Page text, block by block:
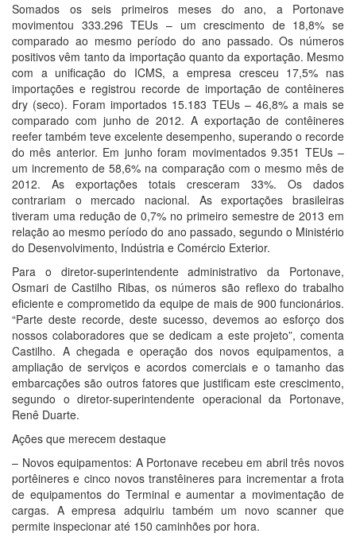
Somados os seis primeiros meses do ano, a Portonave
movimentou 333.296 TEUs – um crescimento de 18,8% se
comparado ao mesmo período do ano passado. Os números
positivos vêm tanto da importação quanto da exportação. Mesmo
com a unificação do ICMS, a empresa cresceu 17,5% nas
importações e registrou recorde de importação de contêineres
dry (seco). Foram importados 15.183 TEUs – 46,8% a mais se
comparado com junho de 2012. A exportação de contêineres
reefer também teve excelente desempenho, superando o recorde
do mês anterior. Em junho foram movimentados 9.351 TEUs –
um incremento de 58,6% na comparação com o mesmo mês de
2012. As exportações totais cresceram 33%. Os dados
contrariam o mercado nacional. As exportações brasileiras
tiveram uma redução de 0,7% no primeiro semestre de 2013 em
relação ao mesmo período do ano passado, segundo o Ministério
do Desenvolvimento, Indústria e Comércio Exterior.
Para o diretor-superintendente administrativo da Portonave,
Osmari de Castilho Ribas, os números são reflexo do trabalho
eficiente e comprometido da equipe de mais de 900 funcionários.
“Parte deste recorde, deste sucesso, devemos ao esforço dos
nossos colaboradores que se dedicam a este projeto”, comenta
Castilho. A chegada e operação dos novos equipamentos, a
ampliação de serviços e acordos comerciais e o tamanho das
embarcações são outros fatores que justificam este crescimento,
segundo o diretor-superintendente operacional da Portonave,
Renê Duarte.
Ações que merecem destaque
– Novos equipamentos: A Portonave recebeu em abril três novos
portêineres e cinco novos transtêineres para incrementar a frota
de equipamentos do Terminal e aumentar a movimentação de
cargas. A empresa adquiriu também um novo scanner que
permite inspecionar até 150 caminhões por hora.